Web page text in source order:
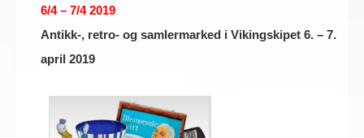
6/4 – 7/4 2019
Antikk-, retro- og samlermarked i Vikingskipet 6. – 7.
april 2019